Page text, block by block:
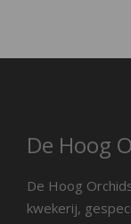
De Hoog
De Hoog
kwekerij,